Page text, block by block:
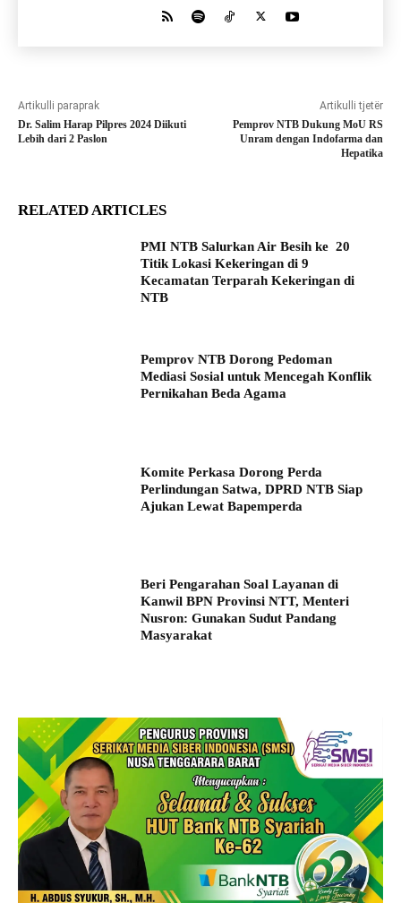
Artikulli paraprak
Dr. Salim Harap Pilpres 2024 Diikuti
Lebih dari 2 Paslon
Artikulli tjetër
Pemprov NTB Dukung MoU RS
Unram dengan Indofarma dan
Hepatika
RELATED ARTICLES
PMI NTB Salurkan Air Besih ke 20
Titik Lokasi Kekeringan di 9
Kecamatan Terparah Kekeringan di
NTB
Pemprov NTB Dorong Pedoman
Mediasi Sosial untuk Mencegah Konflik
Pernikahan Beda Agama
Komite Perkasa Dorong Perda
Perlindungan Satwa, DPRD NTB Siap
Ajukan Lewat Bapemperda
Beri Pengarahan Soal Layanan di
Kanwil BPN Provinsi NTT, Menteri
Nusron: Gunakan Sudut Pandang
Masyarakat